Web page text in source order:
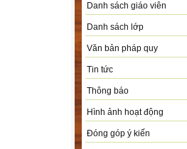
Danh sách giáo viên
Danh sách lớp
Văn bản pháp quy
Tin tức
Thông báo
Hình ảnh hoạt động
Đóng góp ý kiến